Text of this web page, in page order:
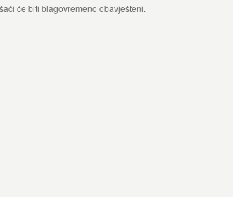
će biti blagovremeno obavješteni.